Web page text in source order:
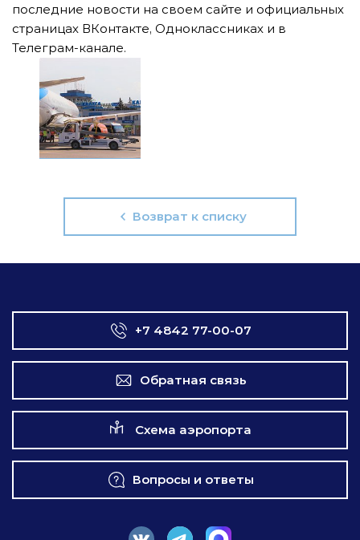
последние новости на своем сайте и официальных
страницах ВКонтакте, Одноклассниках и в
Телеграм-канале.
Возврат к списку
+7 4842 77-00-07
Обратная связь
Схема аэропорта
Вопросы и ответы